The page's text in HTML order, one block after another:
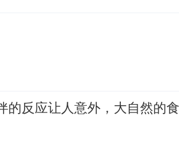
的反应让人意外，大自然的食